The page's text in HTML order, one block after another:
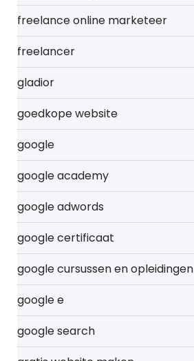
freelance online marketeer
freelancer
gladior
goedkope website
google
google academy
google adwords
google certificaat
google cursussen en opleidingen
google e
google search